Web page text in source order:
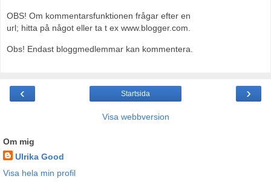
OBS! Om kommentarsfunktionen frågar efter en
url; hitta på något eller ta t ex www.blogger.com.
Obs! Endast bloggmedlemmar kan kommentera.
‹ ›
Startsida
Visa webbversion
Om mig
Ulrika Good
Visa hela min profil